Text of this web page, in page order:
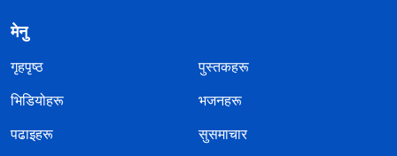
मेनु
गृहपृष्ठ
पुस्तकहरू
भिडियोहरू
भजनहरू
पढाइहरू
सुसमाचार